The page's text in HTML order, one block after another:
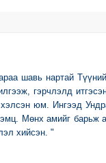
шавь нартай
гэрчлэлд
юм. Ингээд
Мөнх амийг барьж
хийсэн. "